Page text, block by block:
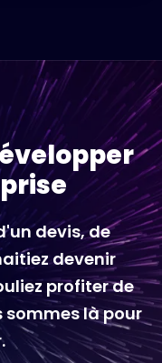
devis, de
devenir
profiter de
sommes là pour